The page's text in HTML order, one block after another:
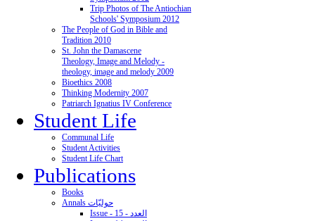
Trip Photos of The Antiochian
Schools' Symposium 2012
The People of God in Bible and
Tradition 2010
St. John the Damascene
Theology, Image and Melody -
theology, image and melody 2009
Bioethics 2008
Thinking Modernity 2007
Patriarch Ignatius IV Conference
Student Life
Communal Life
Student Activities
Student Life Chart
Publications
Books
Annals حوليّات
Issue - 15 - العدد